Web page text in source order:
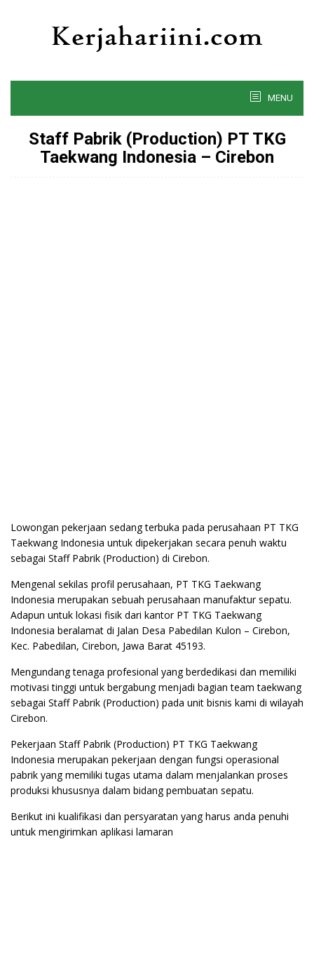
MENU
Staff Pabrik (Production) PT TKG
Taekwang Indonesia – Cirebon
Lowongan pekerjaan sedang terbuka pada perusahaan PT TKG
Taekwang Indonesia untuk dipekerjakan secara penuh waktu
sebagai Staff Pabrik (Production) di Cirebon.
Mengenal sekilas profil perusahaan, PT TKG Taekwang
Indonesia merupakan sebuah perusahaan manufaktur sepatu.
Adapun untuk lokasi fisik dari kantor PT TKG Taekwang
Indonesia beralamat di Jalan Desa Pabedilan Kulon – Cirebon,
Kec. Pabedilan, Cirebon, Jawa Barat 45193.
Mengundang tenaga profesional yang berdedikasi dan memiliki
motivasi tinggi untuk bergabung menjadi bagian team taekwang
sebagai Staff Pabrik (Production) pada unit bisnis kami di wilayah
Cirebon.
Pekerjaan Staff Pabrik (Production) PT TKG Taekwang
Indonesia merupakan pekerjaan dengan fungsi operasional
pabrik yang memiliki tugas utama dalam menjalankan proses
produksi khususnya dalam bidang pembuatan sepatu.
Berikut ini kualifikasi dan persyaratan yang harus anda penuhi
untuk mengirimkan aplikasi lamaran